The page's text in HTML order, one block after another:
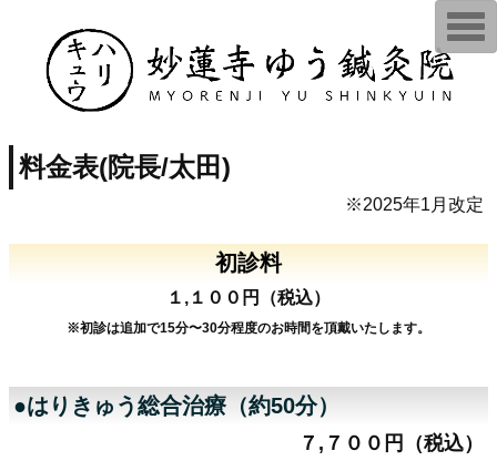
料金表(院長/太田)
※2025年1月改定
初診料
１,１００円（税込）
※初診は追加で15分〜30分程度のお時間を頂戴いたします。
●はりきゅう総合治療（約50分）
７,７００円（税込）
T
o
g
a